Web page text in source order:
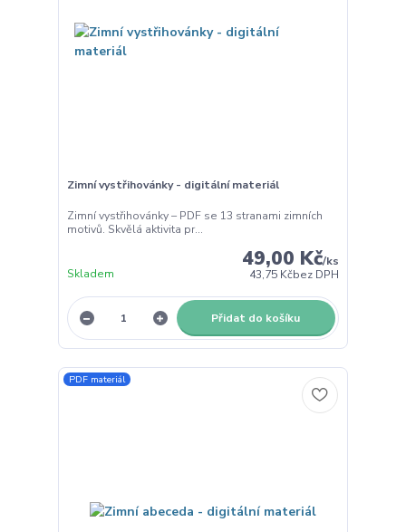
Zimní vystřihovánky - digitální materiál
Zimní vystřihovánky – PDF se 13 stranami zimních
motivů. Skvělá aktivita pr...
49,00 Kč/ks
43,75 Kčbez DPH
Skladem
Přidat do košíku
PDF materiál